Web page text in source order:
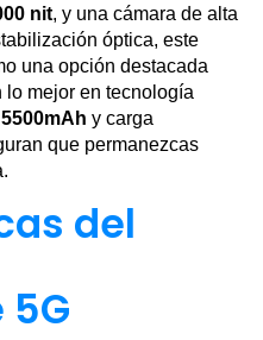
nit, y una cámara de alta
óptica, este
una opción destacada
lo mejor en tecnología
5500mAh y carga
que permanezcas
del